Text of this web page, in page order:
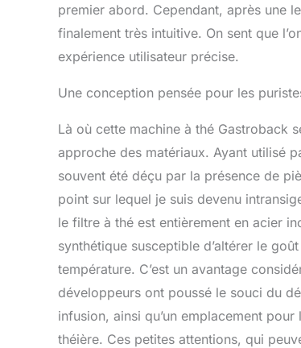
premier abord. Cependant, après une
finalement très intuitive. On sent que
expérience utilisateur précise.
Une conception pensée pour les
Là où cette machine à thé Gastroback
approche des matériaux. Ayant utilisé
souvent été déçu par la présence de
point sur lequel je suis devenu
le filtre à thé est entièrement en acier
synthétique susceptible d’altérer le
température. C’est un avantage
développeurs ont poussé le souci du
infusion, ainsi qu’un emplacement
théière. Ces petites attentions, qui